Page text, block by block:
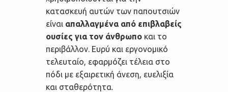
κατασκευή αυτών των παπουτσιών
είναι απαλλαγμένα από επιβλαβείς
ουσίες για τον άνθρωπο και το
περιβάλλον. Ευρύ και εργονομικό
τελευταίο, εφαρμόζει τέλεια στο
πόδι με εξαιρετική άνεση, ευελιξία
και σταθερότητα.